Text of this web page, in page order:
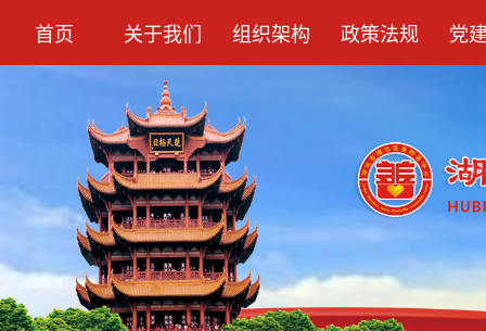
首页 关于我们 组织架构 政策法规 党